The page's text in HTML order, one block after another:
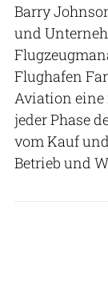
Barry
und
Flughafen
Aviation
jeder Phase
vom Kauf
Betrieb und